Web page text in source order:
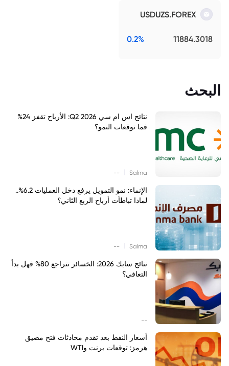
USDUZS.FOREX
11884.3018
0.2%
البحث
نتائج اس ام سي Q2 2026: الأرباح تقفز 24%
فما توقعات النمو؟
Salma
--
الإنماء: نمو التمويل يرفع دخل العمليات 6.2%..
لماذا تباطأت أرباح الربع الثاني؟
Salma
--
نتائج سابك 2026: الخسائر تتراجع 80% فهل بدأ
التعافي؟
--
أسعار النفط بعد تقدم محادثات فتح مضيق
هرمز: توقعات برنت وWTI